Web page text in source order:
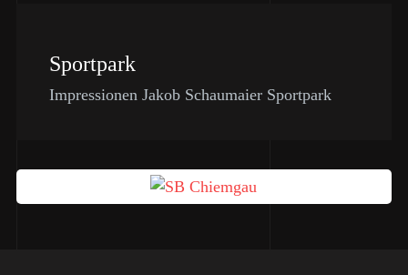
Sportpark
Impressionen Jakob Schaumaier Sportpark